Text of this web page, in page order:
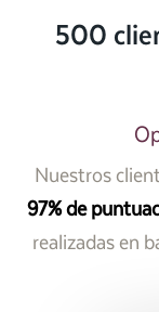
500
Nuestros
97% de
realizadas en